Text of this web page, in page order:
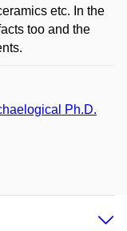
etc. In the
too and the
Ph.D.